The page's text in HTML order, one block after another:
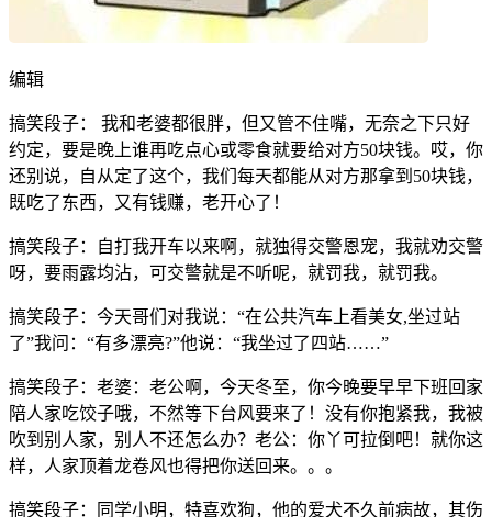
编辑
搞笑段子： 我和老婆都很胖，但又管不住嘴，无奈之下只好
约定，要是晚上谁再吃点心或零食就要给对方50块钱。哎，你
还别说，自从定了这个，我们每天都能从对方那拿到50块钱，
既吃了东西，又有钱赚，老开心了！
搞笑段子：自打我开车以来啊，就独得交警恩宠，我就劝交警
呀，要雨露均沾，可交警就是不听呢，就罚我，就罚我。
搞笑段子：今天哥们对我说：“在公共汽车上看美女,坐过站
了”我问：“有多漂亮?”他说：“我坐过了四站……”
搞笑段子：老婆：老公啊，今天冬至，你今晚要早早下班回家
陪人家吃饺子哦，不然等下台风要来了！没有你抱紧我，我被
吹到别人家，别人不还怎么办？老公：你丫可拉倒吧！就你这
样，人家顶着龙卷风也得把你送回来。。。
搞笑段子：同学小明，特喜欢狗，他的爱犬不久前病故，其伤